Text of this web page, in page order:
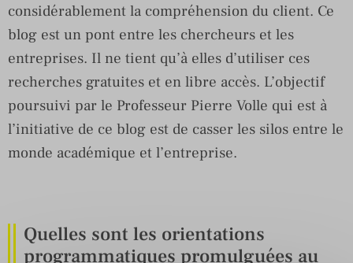
considérablement la compréhension du client. Ce
blog est un pont entre les chercheurs et les
entreprises. Il ne tient qu’à elles d’utiliser ces
recherches gratuites et en libre accès. L’objectif
poursuivi par le Professeur Pierre Volle qui est à
l’initiative de ce blog est de casser les silos entre le
monde académique et l’entreprise.
Quelles sont les orientations
programmatiques promulguées au